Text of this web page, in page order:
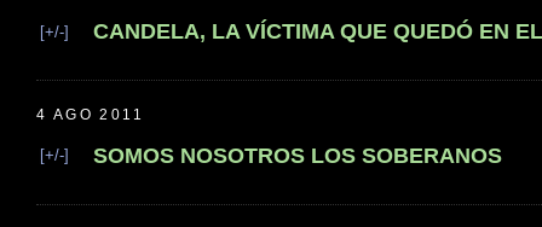
[+/-] CANDELA, LA VÍCTIMA QUE QUEDÓ EN
4 AGO 2011
[+/-] SOMOS NOSOTROS LOS SOBERANOS